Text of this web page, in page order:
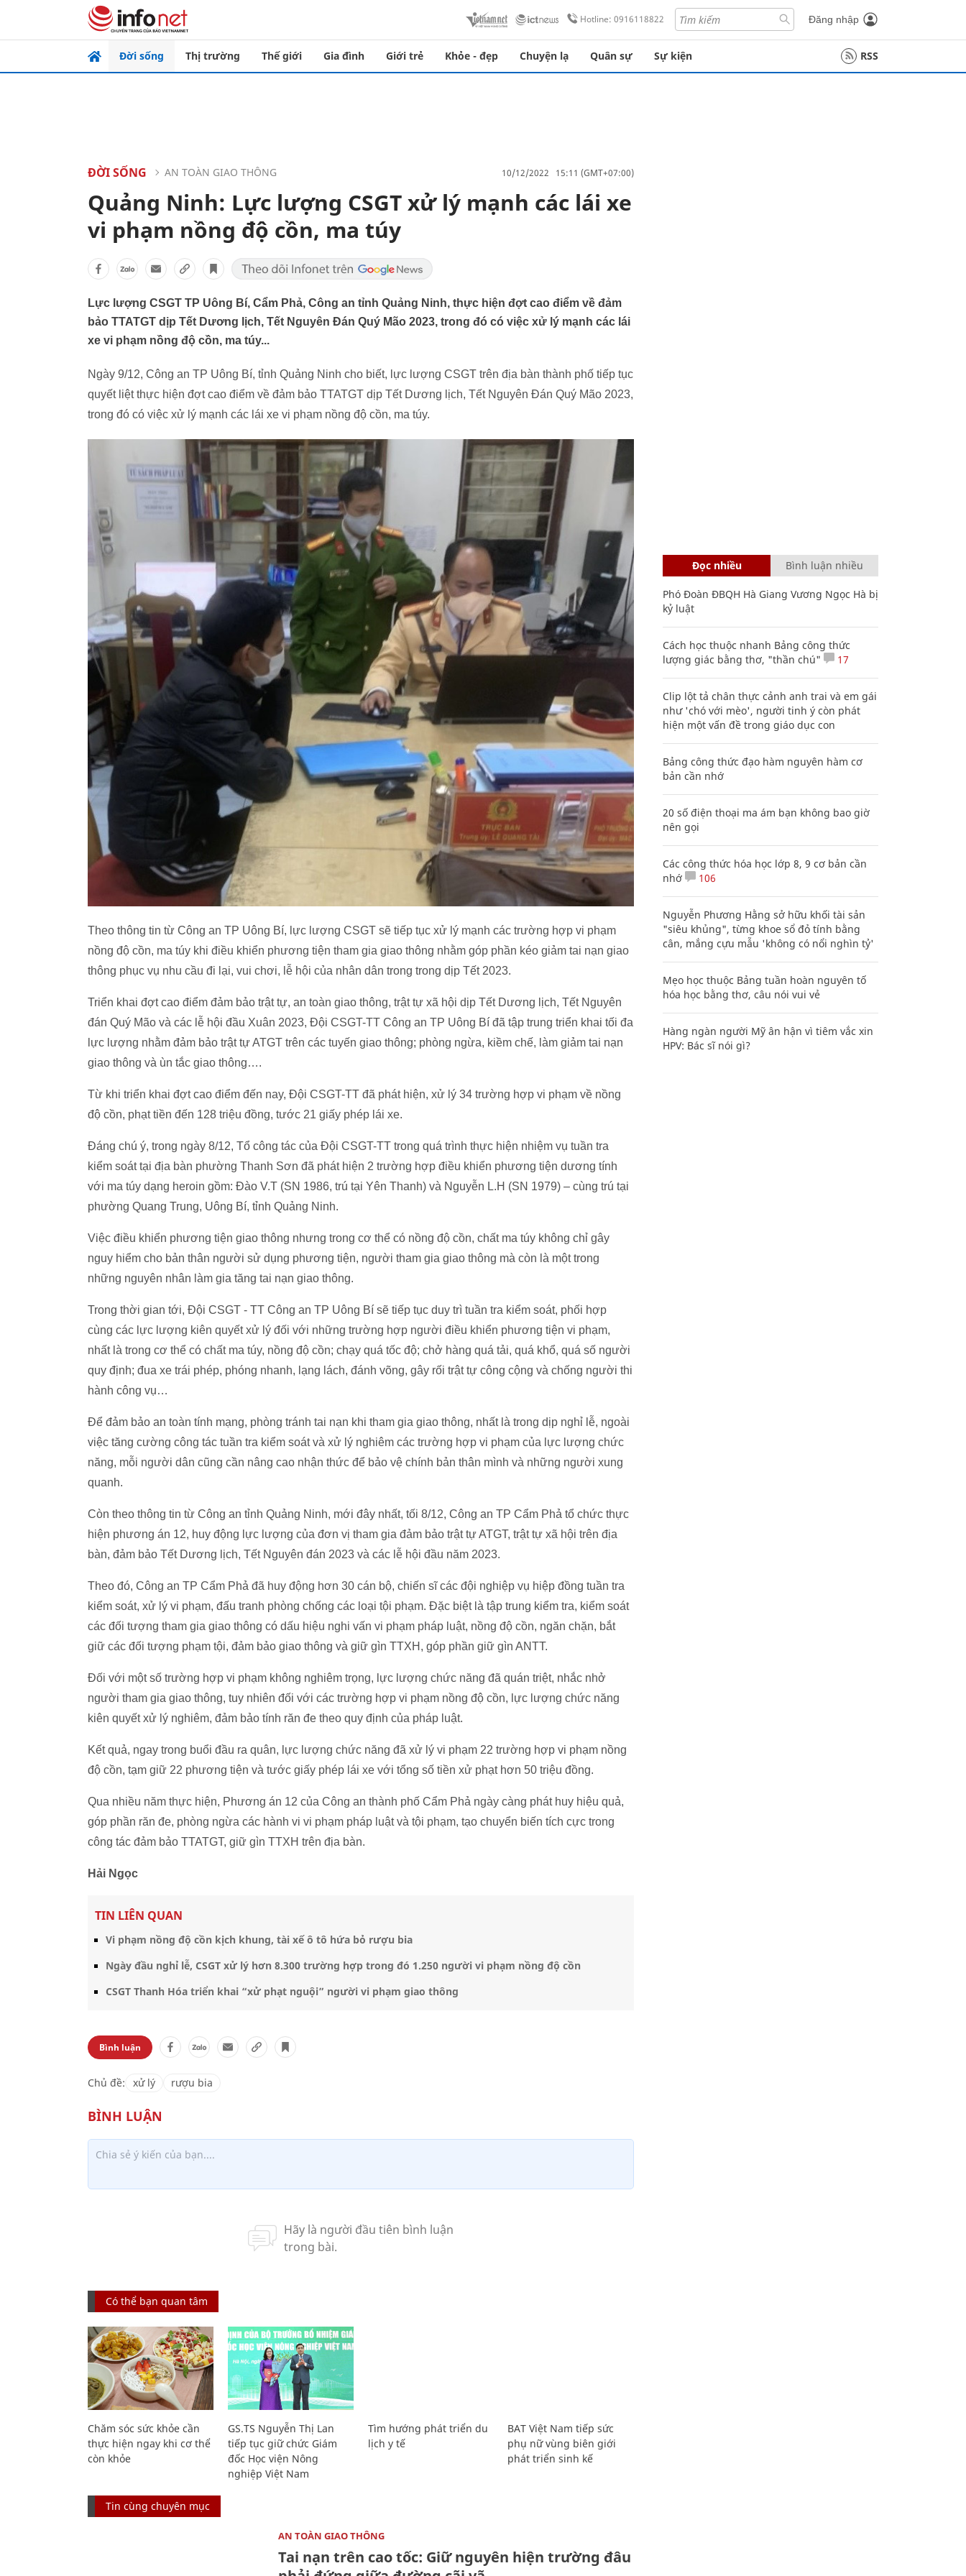
Hotline: 0916118822 Đăng nhập
Đời sống Thị trường Thế giới Gia đình Giới trẻ Khỏe - đẹp Chuyện lạ Quân sự Sự kiện RSS
ĐỜI SỐNG AN TOÀN GIAO THÔNG 10/12/2022 15:11 (GMT+07:00)
Quảng Ninh: Lực lượng CSGT xử lý mạnh các lái xe
vi phạm nồng độ cồn, ma túy
Lực lượng CSGT TP Uông Bí, Cẩm Phả, Công an tỉnh Quảng Ninh, thực hiện đợt cao điểm về đảm
bảo TTATGT dịp Tết Dương lịch, Tết Nguyên Đán Quý Mão 2023, trong đó có việc xử lý mạnh các lái
xe vi phạm nồng độ cồn, ma túy...
Ngày 9/12, Công an TP Uông Bí, tỉnh Quảng Ninh cho biết, lực lượng CSGT trên địa bàn thành phố tiếp tục
quyết liệt thực hiện đợt cao điểm về đảm bảo TTATGT dịp Tết Dương lịch, Tết Nguyên Đán Quý Mão 2023,
trong đó có việc xử lý mạnh các lái xe vi phạm nồng độ cồn, ma túy.
Theo thông tin từ Công an TP Uông Bí, lực lượng CSGT sẽ tiếp tục xử lý mạnh các trường hợp vi phạm
nồng độ cồn, ma túy khi điều khiển phương tiện tham gia giao thông nhằm góp phần kéo giảm tai nạn giao
thông phục vụ nhu cầu đi lại, vui chơi, lễ hội của nhân dân trong trong dịp Tết 2023.
Triển khai đợt cao điểm đảm bảo trật tự, an toàn giao thông, trật tự xã hội dịp Tết Dương lịch, Tết Nguyên
đán Quý Mão và các lễ hội đầu Xuân 2023, Đội CSGT-TT Công an TP Uông Bí đã tập trung triển khai tối đa
lực lượng nhằm đảm bảo trật tự ATGT trên các tuyến giao thông; phòng ngừa, kiềm chế, làm giảm tai nạn
giao thông và ùn tắc giao thông….
Từ khi triển khai đợt cao điểm đến nay, Đội CSGT-TT đã phát hiện, xử lý 34 trường hợp vi phạm về nồng
độ cồn, phạt tiền đến 128 triệu đồng, tước 21 giấy phép lái xe.
Đáng chú ý, trong ngày 8/12, Tổ công tác của Đội CSGT-TT trong quá trình thực hiện nhiệm vụ tuần tra
kiểm soát tại địa bàn phường Thanh Sơn đã phát hiện 2 trường hợp điều khiển phương tiện dương tính
với ma túy dạng heroin gồm: Đào V.T (SN 1986, trú tại Yên Thanh) và Nguyễn L.H (SN 1979) – cùng trú tại
phường Quang Trung, Uông Bí, tỉnh Quảng Ninh.
Việc điều khiển phương tiện giao thông nhưng trong cơ thể có nồng độ cồn, chất ma túy không chỉ gây
nguy hiểm cho bản thân người sử dụng phương tiện, người tham gia giao thông mà còn là một trong
những nguyên nhân làm gia tăng tai nạn giao thông.
Trong thời gian tới, Đội CSGT - TT Công an TP Uông Bí sẽ tiếp tục duy trì tuần tra kiểm soát, phối hợp
cùng các lực lượng kiên quyết xử lý đối với những trường hợp người điều khiển phương tiện vi phạm,
nhất là trong cơ thể có chất ma túy, nồng độ cồn; chạy quá tốc độ; chở hàng quá tải, quá khổ, quá số người
quy định; đua xe trái phép, phóng nhanh, lạng lách, đánh võng, gây rối trật tự công cộng và chống người thi
hành công vụ…
Để đảm bảo an toàn tính mạng, phòng tránh tai nạn khi tham gia giao thông, nhất là trong dịp nghỉ lễ, ngoài
việc tăng cường công tác tuần tra kiểm soát và xử lý nghiêm các trường hợp vi phạm của lực lượng chức
năng, mỗi người dân cũng cần nâng cao nhận thức để bảo vệ chính bản thân mình và những người xung
quanh.
Còn theo thông tin từ Công an tỉnh Quảng Ninh, mới đây nhất, tối 8/12, Công an TP Cẩm Phả tổ chức thực
hiện phương án 12, huy động lực lượng của đơn vị tham gia đảm bảo trật tự ATGT, trật tự xã hội trên địa
bàn, đảm bảo Tết Dương lịch, Tết Nguyên đán 2023 và các lễ hội đầu năm 2023.
Theo đó, Công an TP Cẩm Phả đã huy động hơn 30 cán bộ, chiến sĩ các đội nghiệp vụ hiệp đồng tuần tra
kiểm soát, xử lý vi phạm, đấu tranh phòng chống các loại tội phạm. Đặc biệt là tập trung kiểm tra, kiểm soát
các đối tượng tham gia giao thông có dấu hiệu nghi vấn vi phạm pháp luật, nồng độ cồn, ngăn chặn, bắt
giữ các đối tượng phạm tội, đảm bảo giao thông và giữ gìn TTXH, góp phần giữ gìn ANTT.
Đối với một số trường hợp vi phạm không nghiêm trọng, lực lượng chức năng đã quán triệt, nhắc nhở
người tham gia giao thông, tuy nhiên đối với các trường hợp vi phạm nồng độ cồn, lực lượng chức năng
kiên quyết xử lý nghiêm, đảm bảo tính răn đe theo quy định của pháp luật.
Kết quả, ngay trong buổi đầu ra quân, lực lượng chức năng đã xử lý vi phạm 22 trường hợp vi phạm nồng
độ cồn, tạm giữ 22 phương tiện và tước giấy phép lái xe với tổng số tiền xử phạt hơn 50 triệu đồng.
Qua nhiều năm thực hiện, Phương án 12 của Công an thành phố Cẩm Phả ngày càng phát huy hiệu quả,
góp phần răn đe, phòng ngừa các hành vi vi phạm pháp luật và tội phạm, tạo chuyển biến tích cực trong
công tác đảm bảo TTATGT, giữ gìn TTXH trên địa bàn.
Hải Ngọc
TIN LIÊN QUAN
Vi phạm nồng độ cồn kịch khung, tài xế ô tô hứa bỏ rượu bia
Ngày đầu nghỉ lễ, CSGT xử lý hơn 8.300 trường hợp trong đó 1.250 người vi phạm nồng độ cồn
CSGT Thanh Hóa triển khai “xử phạt nguội” người vi phạm giao thông
Bình luận
Chủ đề: xử lý rượu bia
Có thể bạn quan tâm
Chăm sóc sức khỏe cần
thực hiện ngay khi cơ thể
còn khỏe
GS.TS Nguyễn Thị Lan
tiếp tục giữ chức Giám
đốc Học viện Nông
nghiệp Việt Nam
Tìm hướng phát triển du
lịch y tế
BAT Việt Nam tiếp sức
phụ nữ vùng biên giới
phát triển sinh kế
Tin cùng chuyên mục
AN TOÀN GIAO THÔNG
Tai nạn trên cao tốc: Giữ nguyên hiện trường đâu
Đọc nhiều Bình luận nhiều
Phó Đoàn ĐBQH Hà Giang Vương Ngọc Hà bị
kỷ luật
Cách học thuộc nhanh Bảng công thức
lượng giác bằng thơ, "thần chú"
17
Clip lột tả chân thực cảnh anh trai và em gái
như 'chó với mèo', người tinh ý còn phát
hiện một vấn đề trong giáo dục con
Bảng công thức đạo hàm nguyên hàm cơ
bản cần nhớ
20 số điện thoại ma ám bạn không bao giờ
nên gọi
Các công thức hóa học lớp 8, 9 cơ bản cần
nhớ
106
Nguyễn Phương Hằng sở hữu khối tài sản
"siêu khủng", từng khoe sổ đỏ tính bằng
cân, mắng cựu mẫu 'không có nổi nghìn tỷ'
Mẹo học thuộc Bảng tuần hoàn nguyên tố
hóa học bằng thơ, câu nói vui vẻ
Hàng ngàn người Mỹ ân hận vì tiêm vắc xin
HPV: Bác sĩ nói gì?